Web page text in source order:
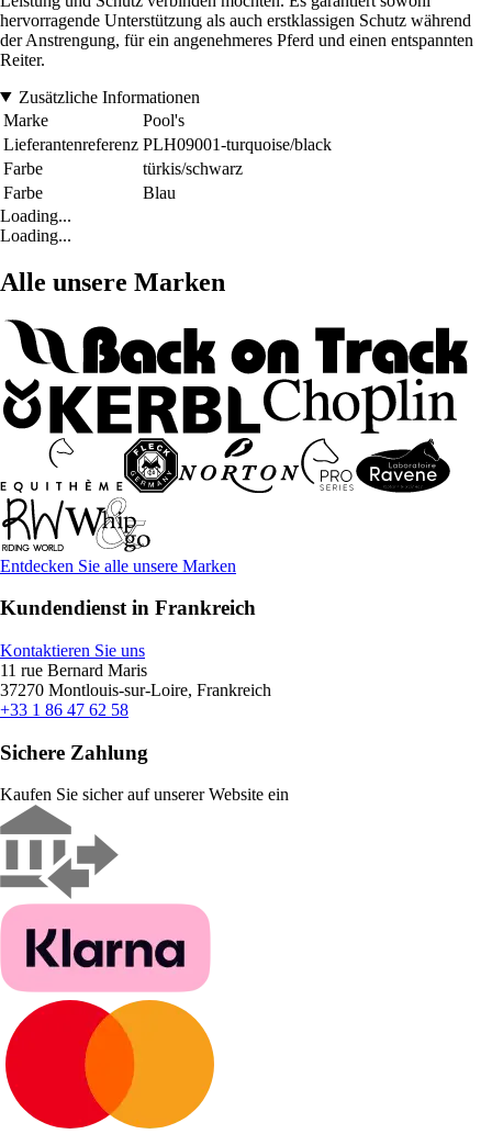
hervorragende Unterstützung als auch erstklassigen Schutz während
der Anstrengung, für ein angenehmeres Pferd und einen entspannten
Reiter.
Zusätzliche Informationen
Marke
Pool's
Lieferantenreferenz PLH09001-turquoise/black
Farbe
türkis/schwarz
Farbe
Blau
Loading...
Loading...
Alle unsere Marken
Entdecken Sie alle unsere Marken
Kundendienst in Frankreich
Kontaktieren Sie uns
11 rue Bernard Maris
37270 Montlouis-sur-Loire, Frankreich
+33 1 86 47 62 58
Sichere Zahlung
Kaufen Sie sicher auf unserer Website ein